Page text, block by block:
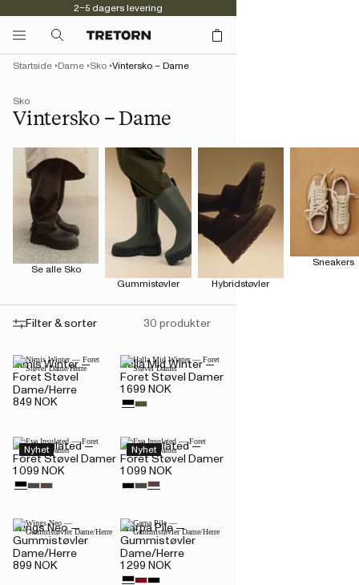
2–5 dagers levering
Sko
Vintersko – Dame
Startside Dame Sko Vintersko – Dame
Se alle Sko
Gummistøvler
Hybridstøvler
Sneakers
Filter & sorter 30 produkter
Nimis Winter —
Foret Støvel
Dame/Herre
849 NOK
Halla Mid Winter —
Foret Støvel Damer
1 699 NOK
Nyhet
Eva Insulated —
Foret Støvel Damer
1 099 NOK
Nyhet
Eva Insulated —
Foret Støvel Damer
1 099 NOK
Wings Neo —
Gummistøvler
Dame/Herre
899 NOK
Garpa Pile —
Gummistøvler
Dame/Herre
1 299 NOK